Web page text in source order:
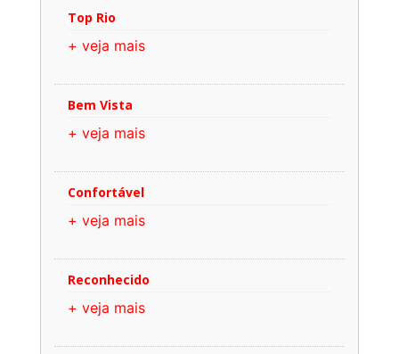
Top Rio
+ veja mais
Bem Vista
+ veja mais
Confortável
+ veja mais
Reconhecido
+ veja mais